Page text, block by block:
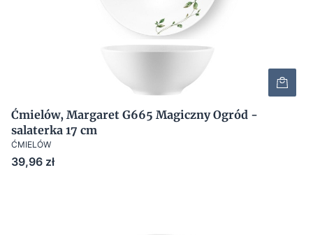
Ćmielów, Margaret G665 Magiczny Ogród -
salaterka 17 cm
ĆMIELÓW
Cena
39,96 zł